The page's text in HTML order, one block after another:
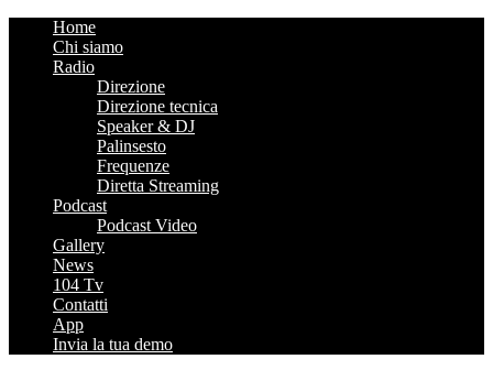
Home
Chi siamo
Radio
Direzione
Direzione tecnica
Speaker & DJ
Palinsesto
Frequenze
Diretta Streaming
Podcast
Podcast Video
Gallery
News
104 Tv
Contatti
App
Invia la tua demo